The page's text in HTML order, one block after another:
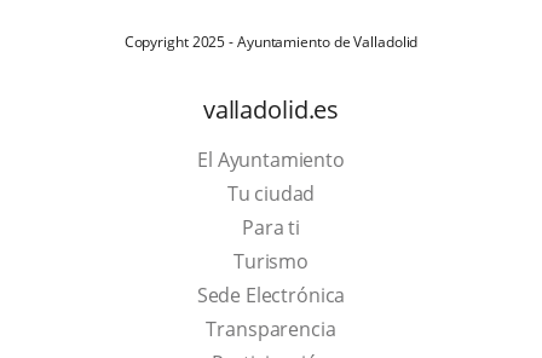
Copyright 2025 - Ayuntamiento de Valladolid
valladolid.es
El Ayuntamiento
Tu ciudad
Para ti
TurismoThis
link
will
Sede Electrónica
Transparencia